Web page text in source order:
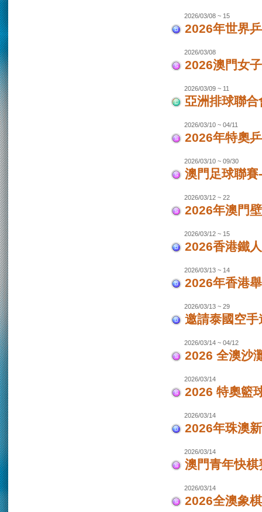
2026/03/08 ~ 15
2026年世界
2026/03/08
2026澳門女
2026/03/09 ~ 11
亞洲排球聯
2026/03/10 ~ 04/11
2026年特奧
2026/03/10 ~ 09/30
澳門足球聯
2026/03/12 ~ 22
2026年澳門
2026/03/12 ~ 15
2026香港鐵
2026/03/13 ~ 14
2026年香港
2026/03/13 ~ 29
邀請泰國空
2026/03/14 ~ 04/12
2026 全澳沙
2026/03/14
2026 特奧籃
2026/03/14
2026年珠澳
2026/03/14
澳門青年快棋
2026/03/14
2026全澳象